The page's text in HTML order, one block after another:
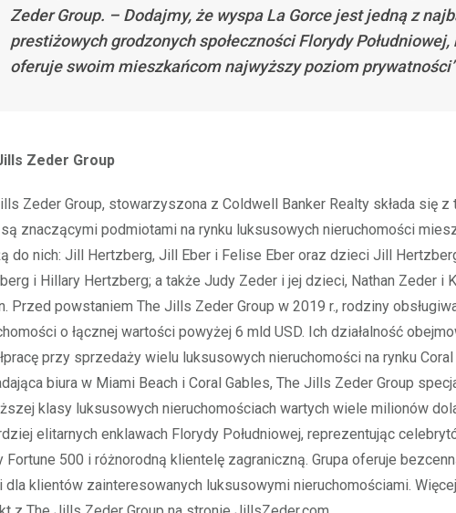
Zeder Group. – Dodajmy, że wyspa La Gorce jest jedną z
prestiżowych grodzonych społeczności Florydy Południowej,
oferuje swoim mieszkańcom najwyższy poziom
Zeder Group
Zeder Group, stowarzyszona z Coldwell Banker Realty składa się z
znaczącymi podmiotami na rynku luksusowych nieruchomości
do nich: Jill Hertzberg, Jill Eber i Felise Eber oraz dzieci Jill
i Hillary Hertzberg; a także Judy Zeder i jej dzieci, Nathan Zeder i
Przed powstaniem The Jills Zeder Group w 2019 r., rodziny
o łącznej wartości powyżej 6 mld USD. Ich działalność
przy sprzedaży wielu luksusowych nieruchomości na rynku Coral
biura w Miami Beach i Coral Gables, The Jills Zeder Group
klasy luksusowych nieruchomościach wartych wiele milionów
elitarnych enklawach Florydy Południowej, reprezentując
Fortune 500 i różnorodną klientelę zagraniczną. Grupa oferuje
dla klientów zainteresowanych luksusowymi nieruchomościami.